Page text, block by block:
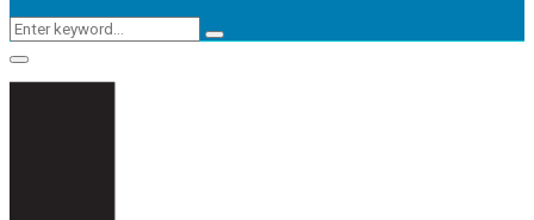
Search
Search
Primary
Menu